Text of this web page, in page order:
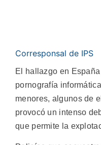
Corresponsal de IPS
El hallazgo en
pornografía
menores, algunos de
provocó un intenso
que permite la